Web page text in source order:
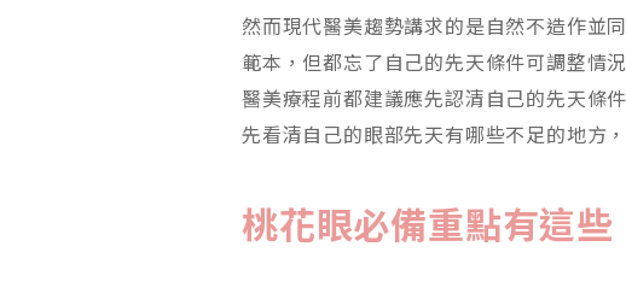
然而現代醫美趨勢講求的是自然不造作並
範本，但都忘了自己的先天條件可調整情
醫美療程前都建議應先認清自己的先天條
先看清自己的眼部先天有哪些不足的地方
桃花眼必備重點有這些